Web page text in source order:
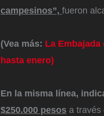
campesinos”, fueron
(Vea más: La
hasta enero)
En la misma línea,
$250.000 pesos a través